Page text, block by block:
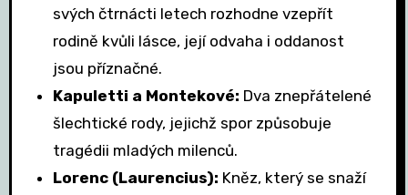
svých čtrnácti letech rozhodne vzepřít
rodině kvůli lásce, její odvaha i oddanost
jsou příznačné.
Kapuletti a Montekové: Dva znepřátelené
šlechtické rody, jejichž spor způsobuje
tragédii mladých milenců.
Lorenc (Laurencius): Kněz, který se snaží